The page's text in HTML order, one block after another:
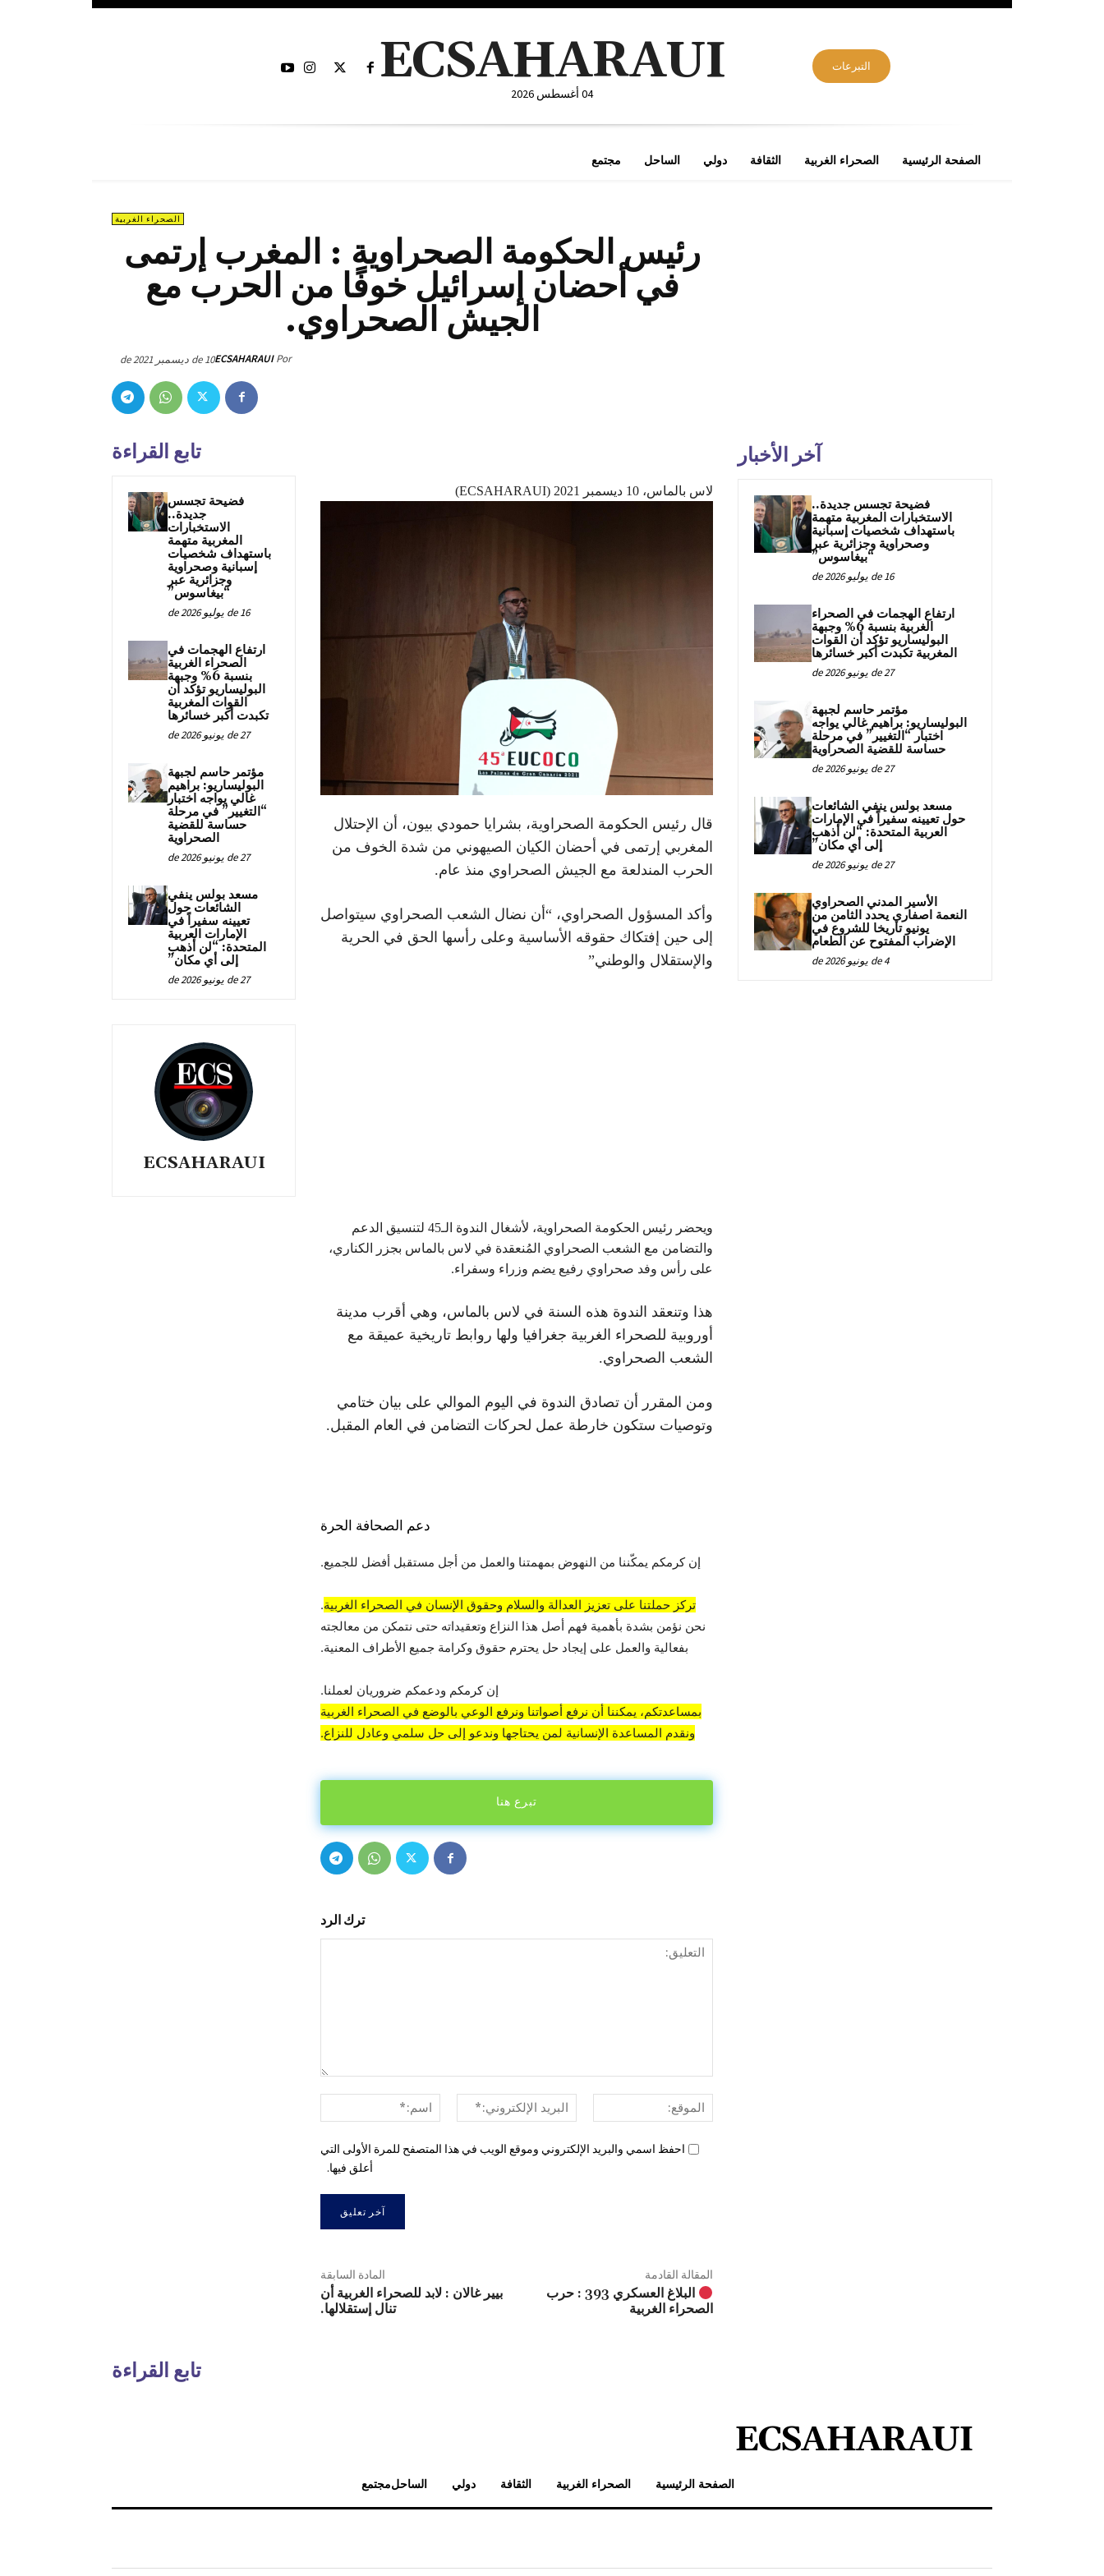
التبرعات ECSAHARAUI
04 أغسطس 2026
الصفحة الرئيسية الصحراء الغربية الثقافة دولي الساحل مجتمع
الصحراء الغربية
رئيس الحكومة الصحراوية : المغرب إرتمى
في أحضان إسرائيل خوفًا من الحرب مع
الجيش الصحراوي.
Por
ECSAHARAUI10 de ديسمبر de 2021
تابع القراءة
فضيحة تجسس
جديدة..
الاستخبارات
المغربية متهمة
باستهداف شخصيات
إسبانية وصحراوية
وجزائرية عبر
“بيغاسوس”
16 de يوليو de 2026
ارتفاع الهجمات في
الصحراء الغربية
بنسبة 6% وجبهة
البوليساريو تؤكد أن
القوات المغربية
تكبدت أكبر خسائرها
27 de يونيو de 2026
مؤتمر حاسم لجبهة
البوليساريو: براهيم
غالي يواجه اختبار
“التغيير” في مرحلة
حساسة للقضية
الصحراوية
27 de يونيو de 2026
مسعد بولس ينفي
الشائعات حول
تعيينه سفيراً في
الإمارات العربية
المتحدة: “لن أذهب
إلى أي مكان”
27 de يونيو de 2026
ECSAHARAUI
لاس بالماس، 10 ديسمبر 2021 (ECSAHARAUI)
قال رئيس الحكومة الصحراوية، بشرايا حمودي بيون، أن الإحتلال
المغربي إرتمى في أحضان الكيان الصيهوني من شدة الخوف من
الحرب المندلعة مع الجيش الصحراوي منذ عام.
وأكد المسؤول الصحراوي، “أن نضال الشعب الصحراوي سيتواصل
إلى حين إفتكاك حقوقه الأساسية وعلى رأسها الحق في الحرية
والإستقلال والوطني”
ويحضر رئيس الحكومة الصحراوية، لأشغال الندوة الـ45 لتنسيق الدعم
والتضامن مع الشعب الصحراوي المُنعقدة في لاس بالماس بجزر الكناري،
على رأس وفد صحراوي رفيع يضم وزراء وسفراء.
هذا وتنعقد الندوة هذه السنة في لاس بالماس، وهي أقرب مدينة
أوروبية للصحراء الغربية جغرافيا ولها روابط تاريخية عميقة مع
الشعب الصحراوي.
ومن المقرر أن تصادق الندوة في اليوم الموالي على بيان ختامي
وتوصيات ستكون خارطة عمل لحركات التضامن في العام المقبل.
دعم الصحافة الحرة
إن كرمكم يمكّننا من النهوض بمهمتنا والعمل من أجل مستقبل أفضل للجميع.
تركز حملتنا على تعزيز العدالة والسلام وحقوق الإنسان في الصحراء الغربية.
نحن نؤمن بشدة بأهمية فهم أصل هذا النزاع وتعقيداته حتى نتمكن من معالجته
بفعالية والعمل على إيجاد حل يحترم حقوق وكرامة جميع الأطراف المعنية.
إن كرمكم ودعمكم ضروريان لعملنا.
بمساعدتكم، يمكننا أن نرفع أصواتنا ونرفع الوعي بالوضع في الصحراء الغربية
ونقدم المساعدة الإنسانية لمن يحتاجها وندعو إلى حل سلمي وعادل للنزاع.
تبرع هنا
ترك الرد
الإلكتروني:*
الموقع:
احفظ اسمي والبريد الإلكتروني وموقع الويب في هذا المتصفح للمرة الأولى التي
أعلق فيها.
المادة السابقة
بيير غالان : لابد للصحراء الغربية أن
تنال إستقلالها.
المقالة القادمة
البلاغ العسكري 393 : حرب
الصحراء الغربية
تابع القراءة
آخر الأخبار
فضيحة تجسس جديدة..
الاستخبارات المغربية متهمة
باستهداف شخصيات إسبانية
وصحراوية وجزائرية عبر
“بيغاسوس”
16 de يوليو de 2026
ارتفاع الهجمات في الصحراء
الغربية بنسبة 6% وجبهة
البوليساريو تؤكد أن القوات
المغربية تكبدت أكبر خسائرها
27 de يونيو de 2026
مؤتمر حاسم لجبهة
البوليساريو: براهيم غالي يواجه
اختبار “التغيير” في مرحلة
حساسة للقضية الصحراوية
27 de يونيو de 2026
مسعد بولس ينفي الشائعات
حول تعيينه سفيراً في الإمارات
العربية المتحدة: “لن أذهب
إلى أي مكان”
27 de يونيو de 2026
الأسير المدني الصحراوي
النعمة اصفاري يحدد الثامن من
يونيو تاريخا للشروع في
الإضراب المفتوح عن الطعام
4 de يونيو de 2026
ECSAHARAUI
الصفحة الرئيسية الصحراء الغربية الثقافة دولي الساحلمجتمع